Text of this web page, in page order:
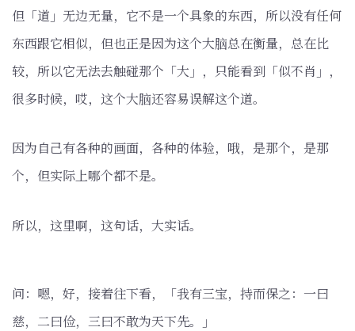
但「道」无边无量，它不是一个具象的东西，所以没有任何
东西跟它相似，但也正是因为这个大脑总在衡量，总在比
较，所以它无法去触碰那个「大」，只能看到「似不肖」，
很多时候，哎，这个大脑还容易误解这个道。
因为自己有各种的画面，各种的体验，哦，是那个，是那
个，但实际上哪个都不是。
所以，这里啊，这句话，大实话。
问：嗯，好，接着往下看，「我有三宝，持而保之：一曰
慈，二曰俭，三曰不敢为天下先。」